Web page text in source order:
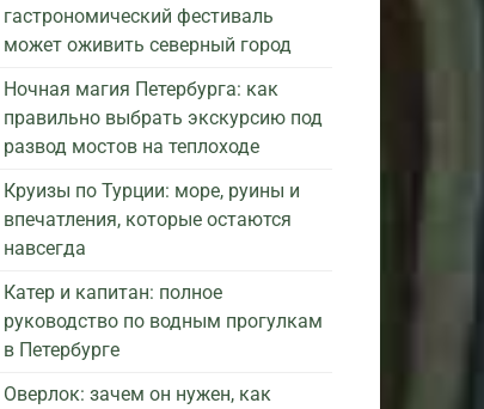
гастрономический фестиваль
может оживить северный город
Ночная магия Петербурга: как
правильно выбрать экскурсию под
развод мостов на теплоходе
Круизы по Турции: море, руины и
впечатления, которые остаются
навсегда
Катер и капитан: полное
руководство по водным прогулкам
в Петербурге
Оверлок: зачем он нужен, как